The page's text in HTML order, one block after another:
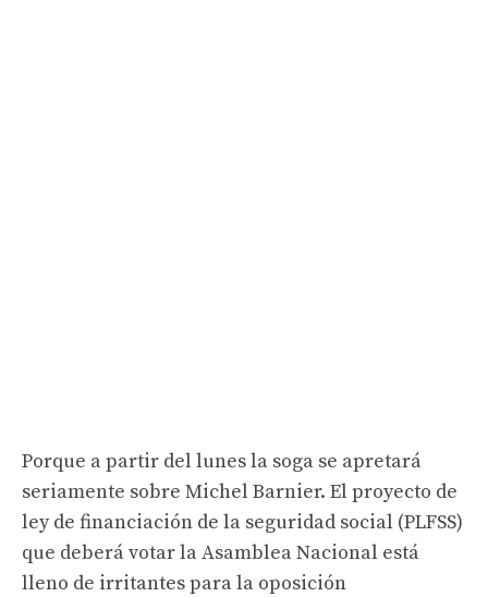
Porque a partir del lunes la soga se apretará
seriamente sobre Michel Barnier. El proyecto de
ley de financiación de la seguridad social (PLFSS)
que deberá votar la Asamblea Nacional está
lleno de irritantes para la oposición